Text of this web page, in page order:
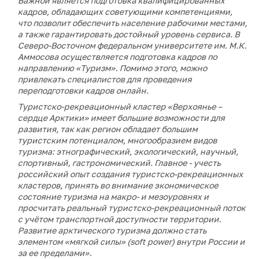
кадров, обладающих советующими компетенциями,
что позволит обеспечить население рабочими местами,
а также гарантировать достойный уровень сервиса. В
Северо-Восточном федеральном университете им. М.К.
Аммосова осуществляется подготовка кадров по
направлению «Туризм». Помимо этого, можно
привлекать специалистов для проведения
переподготовки кадров онлайн.
Туристско-рекреационный кластер «Верхоянье –
сердце Арктики» имеет большие возможности для
развития, так как регион обладает большим
туристским потенциалом, многообразием видов
туризма: этнографический, экологический, научный,
спортивный, гастрономический. Главное - учесть
российский опыт создания туристско-рекреационных
кластеров, принять во внимание экономическое
состояние туризма на макро- и мезоуровнях и
просчитать реальный туристско-рекреационный поток
с учётом транспортной доступности территории.
Развитие арктического туризма должно стать
элементом «мягкой силы» (soft power) внутри России и
за ее пределами».